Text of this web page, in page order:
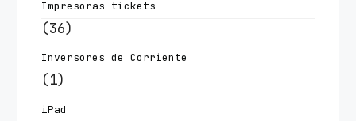
Impresoras tickets
(36)
Inversores de Corriente
(1)
iPad